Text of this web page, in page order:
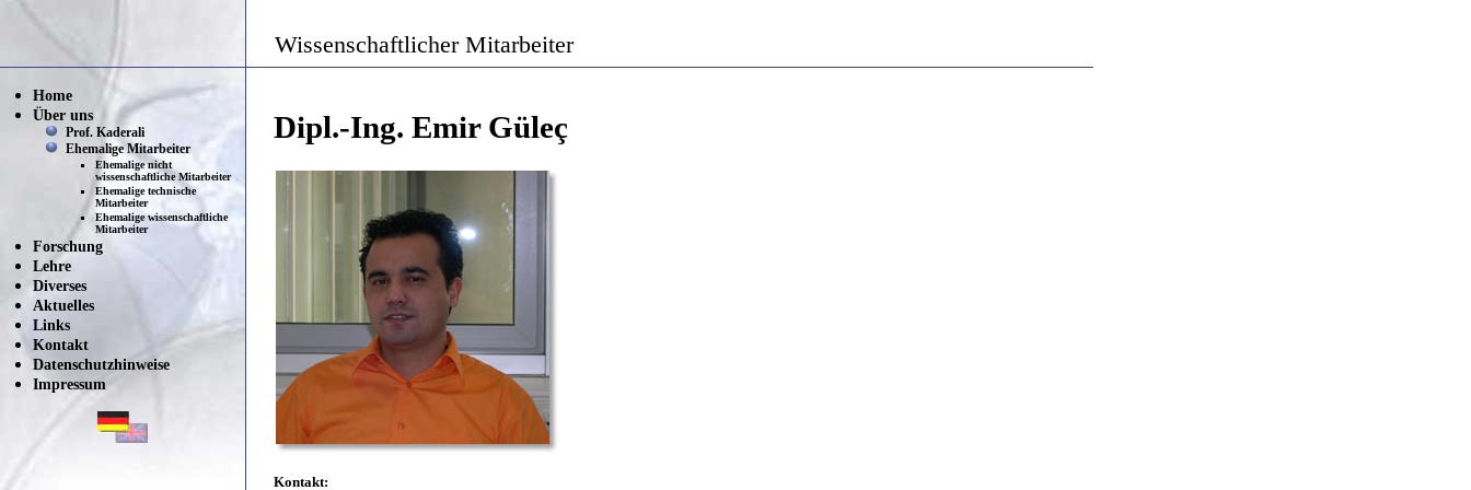
Wissenschaftlicher Mitarbeiter
Home
Über uns
Prof. Kaderali
Ehemalige Mitarbeiter
Ehemalige nicht
wissenschaftliche Mitarbeiter
Ehemalige technische
Mitarbeiter
Ehemalige wissenschaftliche
Mitarbeiter
Forschung
Lehre
Diverses
Aktuelles
Links
Kontakt
Datenschutzhinweise
Impressum
Dipl.-Ing. Emir Güleç
Kontakt: